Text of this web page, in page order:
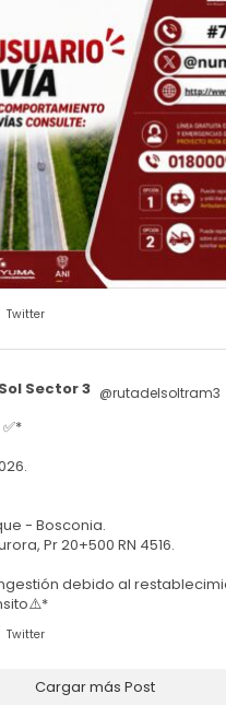
Twitter
Sector 3 @rutadelsoltram3
- Bosconia.
Pr 20+500 RN 4516.
debido al
Twitter
Cargar más Post